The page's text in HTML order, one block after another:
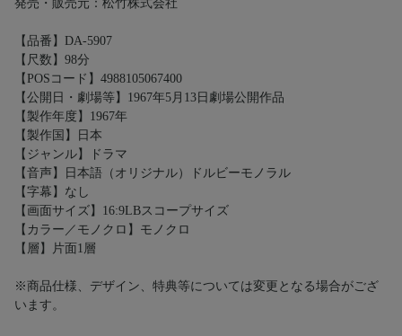
発売・販売元：松竹株式会社
【品番】DA-5907
【尺数】98分
【POSコード】4988105067400
【公開日・劇場等】1967年5月13日劇場公開作品
【製作年度】1967年
【製作国】日本
【ジャンル】ドラマ
【音声】日本語（オリジナル）ドルビーモノラル
【字幕】なし
【画面サイズ】16:9LBスコープサイズ
【カラー／モノクロ】モノクロ
【層】片面1層
※商品仕様、デザイン、特典等については変更となる場合がござ
います。